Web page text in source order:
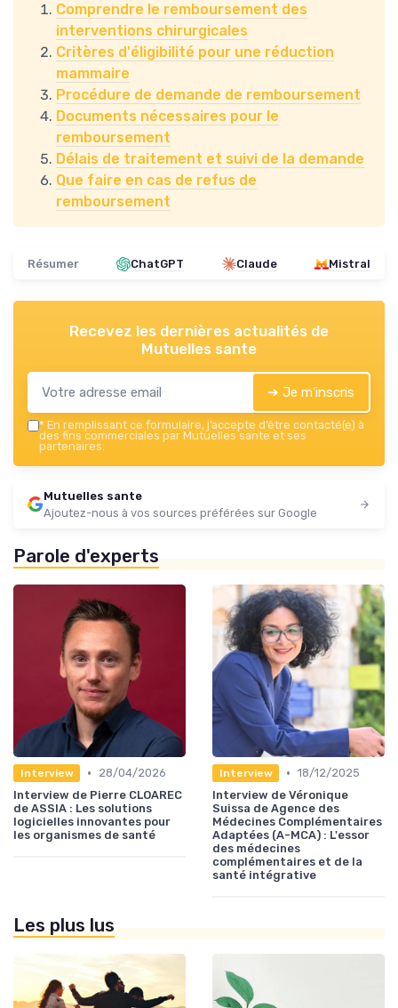
Comprendre le remboursement des
interventions chirurgicales
Critères d'éligibilité pour une réduction
mammaire
Procédure de demande de remboursement
Documents nécessaires pour le
remboursement
Délais de traitement et suivi de la demande
Que faire en cas de refus de
remboursement
Résumer ChatGPT Claude Mistral
Recevez les dernières actualités de
Mutuelles sante
➔ Je m'inscris
* En remplissant ce formulaire, j’accepte d’être contacté(e) à
des fins commerciales par Mutuelles sante et ses
partenaires.
Mutuelles sante
Ajoutez-nous à vos sources préférées sur Google
Parole d'experts
Interview •
28/04/2026
Interview de Pierre CLOAREC
de ASSIA : Les solutions
logicielles innovantes pour
les organismes de santé
Interview • 18/12/2025
Interview de Véronique
Suissa de Agence des
Médecines Complémentaires
Adaptées (A-MCA) : L'essor
des médecines
complémentaires et de la
santé intégrative
Les plus lus